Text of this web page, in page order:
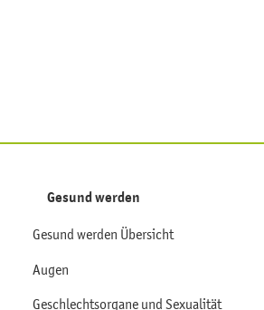
Gesund werden
Gesund werden Übersicht
Augen
Geschlechtsorgane und Sexualität